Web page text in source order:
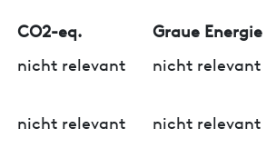
CO2-eq.
Graue Energie
nicht relevant nicht relevant
nicht relevant nicht relevant